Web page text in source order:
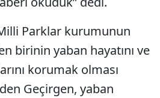
Parklar kurumunun
birinin yaban hayatını ve
korumak olması
Geçirgen, yaban